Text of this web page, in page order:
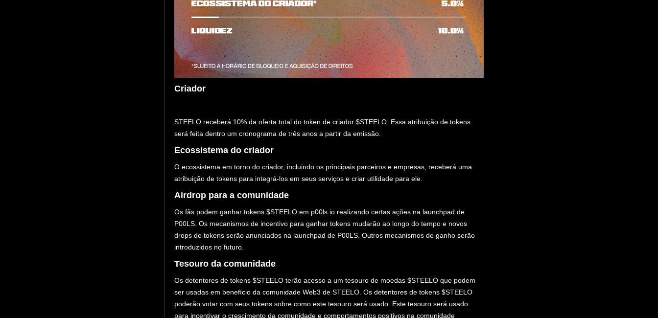
Criador
STEELO receberá 10% da oferta total do token de criador $STEELO. Essa atribuição de tokens
será feita dentro um cronograma de três anos a partir da emissão.
Ecossistema do criador
O ecossistema em torno do criador, incluindo os principais parceiros e empresas, receberá uma
atribuição de tokens para integrá-los em seus serviços e criar utilidade para ele.
Airdrop para a comunidade
Os fãs podem ganhar tokens $STEELO em p00ls.io realizando certas ações na launchpad de
P00LS. Os mecanismos de incentivo para ganhar tokens mudarão ao longo do tempo e novos
drops de tokens serão anunciados na launchpad de P00LS. Outros mecanismos de ganho serão
introduzidos no futuro.
Tesouro da comunidade
Os detentores de tokens $STEELO terão acesso a um tesouro de moedas $STEELO que podem
ser usadas em benefício da comunidade Web3 de STEELO. Os detentores de tokens $STEELO
poderão votar com seus tokens sobre como este tesouro será usado. Este tesouro será usado
para incentivar o crescimento da comunidade e comportamentos positivos na comunidade